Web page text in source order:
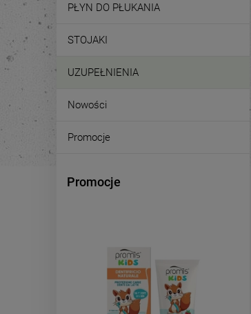
PŁYN DO PŁUKANIA
STOJAKI
UZUPEŁNIENIA
Nowości
Promocje
Promocje